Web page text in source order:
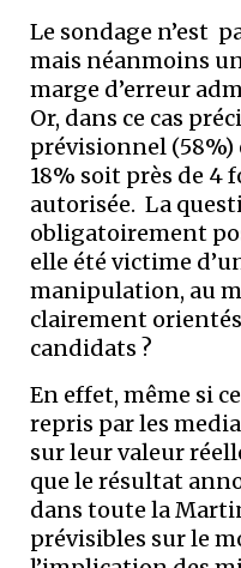
Le sondage n’est
mais néanmoins
marge d’erreur
Or, dans ce cas
prévisionnel (58%)
18% soit près de 4
autorisée. La
obligatoirement
elle été victime
manipulation, au
clairement
candidats ?
En effet, même si
repris par les
sur leur valeur
que le résultat
dans toute la
prévisibles sur le